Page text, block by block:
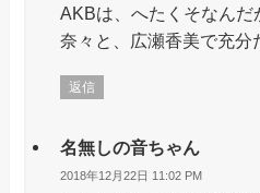
AKBは、へたくそなん
奈々と、広瀬香美で充分
返信
名無しの音ちゃん
2018年12月22日 11:02 PM